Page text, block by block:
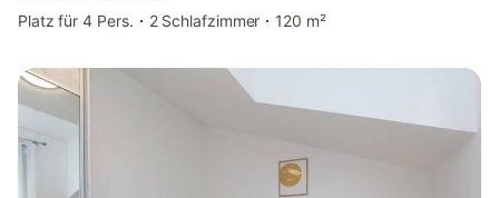
Platz für 4 Pers.
2 Schlafzimmer 120 m²